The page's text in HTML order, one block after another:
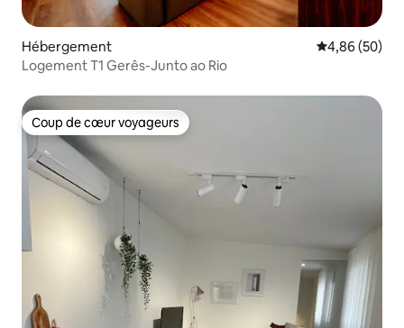
Hébergement Évaluation
4,86 (50)
Logement T1 Gerês-Junto ao Rio
Coup de cœur voyageurs
Coup de cœur voyageurs